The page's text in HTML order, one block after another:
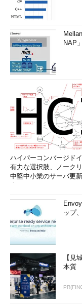
NAP
ハイパーコンバージド
有力な選択肢、ノーク
中堅中小業のサーバ更
ップ
【見
本質